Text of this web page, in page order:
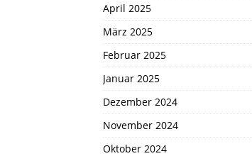
April 2025
März 2025
Februar 2025
Januar 2025
Dezember 2024
November 2024
Oktober 2024